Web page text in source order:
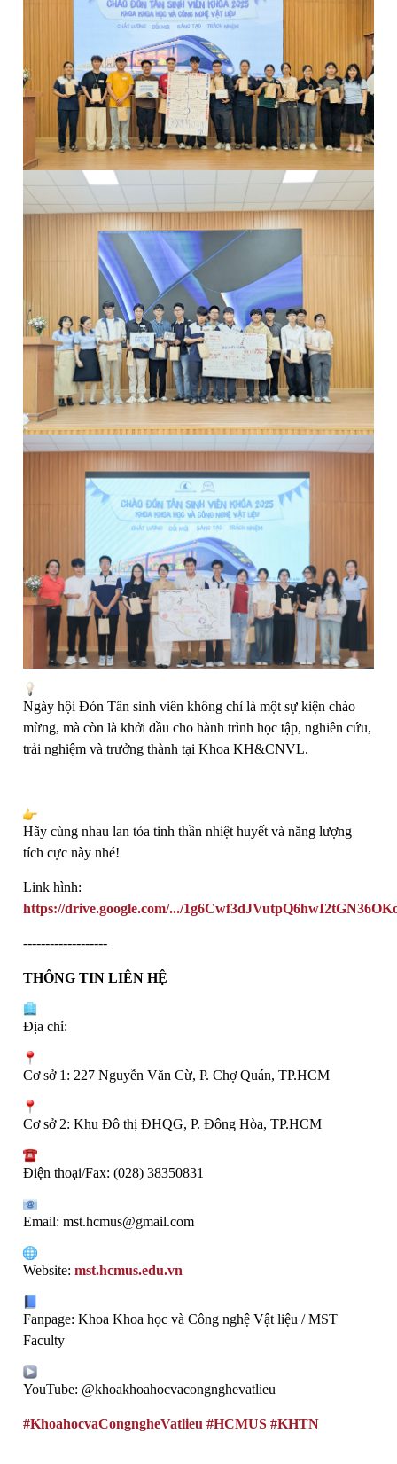
Ngày hội Đón Tân sinh viên không chỉ là một sự kiện chào
mừng, mà còn là khởi đầu cho hành trình học tập, nghiên cứu,
trải nghiệm và trưởng thành tại Khoa KH&CNVL.
Hãy cùng nhau lan tỏa tinh thần nhiệt huyết và năng lượng
tích cực này nhé!
Link hình:
https://drive.google.com/.../
-------------------
THÔNG TIN LIÊN HỆ
Địa chỉ:
Cơ sở 1: 227 Nguyễn Văn Cừ, P. Chợ Quán, TP.HCM
Cơ sở 2: Khu Đô thị ĐHQG, P. Đông Hòa, TP.HCM
Điện thoại/Fax: (028) 38350831
Email: mst.hcmus@gmail.com
Website:mst.hcmus.edu.vn
Fanpage: Khoa Khoa học và Công nghệ Vật liệu / MST
Faculty
YouTube: @khoakhoahocvacongnghevatlieu
#KhoahocvaCongngheVatlieu #HCMUS #KHTN